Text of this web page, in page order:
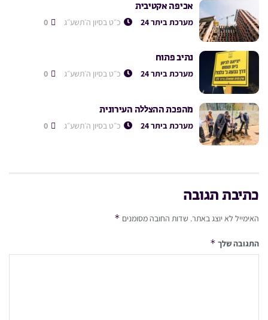
אכיפה אקטיבית
מערכת ביתר 24 כ״ט בסיון ה׳תשע״ג
נתיב פתוח
מערכת ביתר 24 כ״ט בסיון ה׳תשע״ג
מהפכת ההצללה העירונית
מערכת ביתר 24 כ״ט בסיון ה׳תשע״ג
כתיבת תגובה
האימייל לא יוצג באתר. שדות החובה מסומנים *
התגובה שלך *